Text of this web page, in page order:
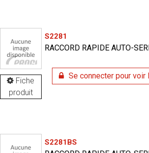
Fiche
produit
S2281
RACCORD RAPIDE AUTO-
Se connecter pour voir
S2281BS